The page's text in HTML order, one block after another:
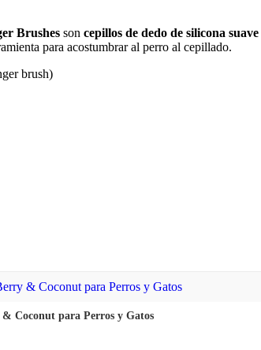
Brushes son cepillos de dedo de silicona suave
para acostumbrar al perro al cepillado.
brush)
Coconut para Perros y Gatos